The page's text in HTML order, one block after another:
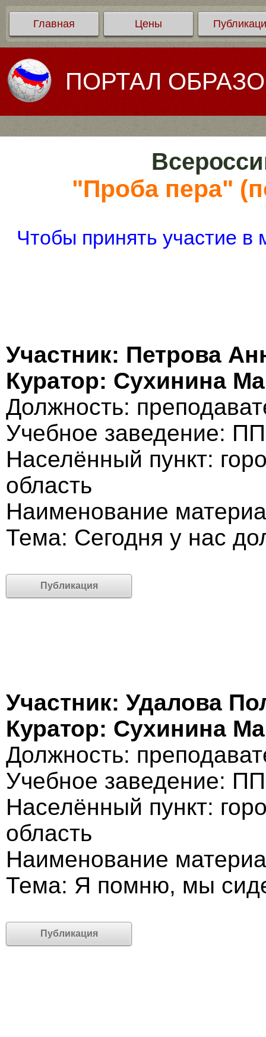
Главная Цены
ПОРТАЛ
"Проба пера"
Чтобы принять участие
Участник: Петрова
Куратор: Сухинина
Должность:
Учебное заведение:
Населённый пункт:
область
Наименование
Тема: Сегодня у нас
Публикация
Участник: Удалова
Куратор: Сухинина
Должность:
Учебное заведение:
Населённый пункт:
область
Наименование
Тема: Я помню, мы
Публикация